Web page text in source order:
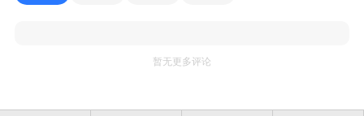
暂无更多评论